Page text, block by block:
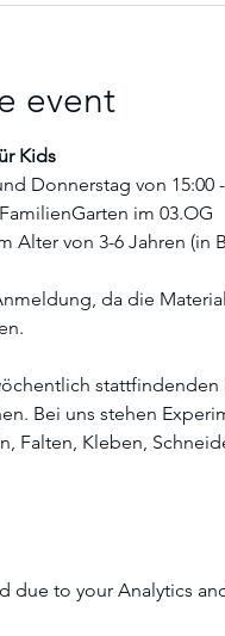
event
Kids
Donnerstag von 15:00 -
im 03.OG
Alter von 3-6 Jahren (in
da die
Bei uns stehen
Falten, Kleben,
due to your Analytics